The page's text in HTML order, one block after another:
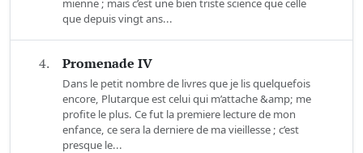
mienne ; mais c’est une bien triste science que celle
que depuis vingt ans...
4. Promenade IV
Dans le petit nombre de livres que je lis quelquefois
encore, Plutarque est celui qui m’attache &amp; me
profite le plus. Ce fut la premiere lecture de mon
enfance, ce sera la derniere de ma vieillesse ; c’est
presque le...